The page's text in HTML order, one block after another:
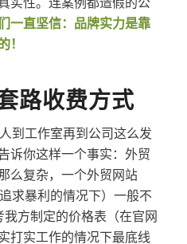
一直坚信：品牌实力是靠
路收费方式
到工作室再到公司这么发
诉你这样一个事实：外贸
么复杂，一个外贸网站
求暴利的情况下）一般不
方制定的价格表（在官网
打实工作的情况下最底线